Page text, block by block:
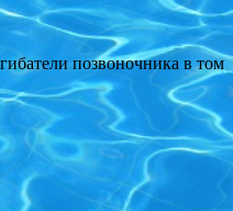
позвоночника в том